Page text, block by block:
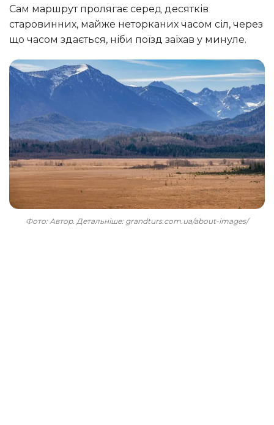
Сам маршрут пролягає серед десятків
старовинних, майже неторканих часом сіл, через
що часом здається, ніби поїзд заїхав у минуле.
Фото: Автор. Детальніше: grandturs.com.ua/about-images/